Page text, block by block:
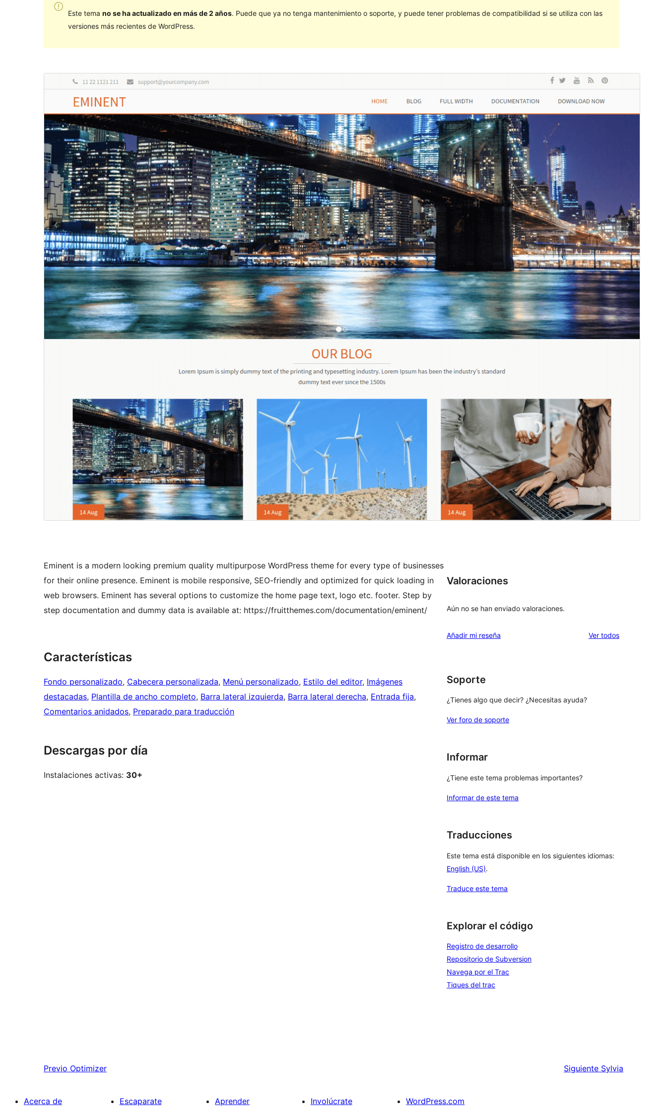
Este tema no se ha actualizado en más de 2 años. Puede que ya no tenga mantenimiento o soporte, y puede tener problemas de compatibilidad si se utiliza con las
versiones más recientes de WordPress.
Versión
Última actualización
9 de septiembre de 2021
Instalaciones activas
30+
Versión de WordPress
Versión de PHP
Página de inicio del tema
Eminent is a modern looking premium quality multipurpose WordPress theme for every type of businesses
for their online presence. Eminent is mobile responsive, SEO-friendly and optimized for quick loading in
web browsers. Eminent has several options to customize the home page text, logo etc. footer. Step by
step documentation and dummy data is available at: https://fruitthemes.com/documentation/eminent/
Características
Fondo personalizado, Cabecera personalizada, Menú personalizado, Estilo del editor, Imágenes
destacadas, Plantilla de ancho completo, Barra lateral izquierda, Barra lateral derecha, Entrada fija
Comentarios anidados, Preparado para traducción
Descargas por día
Instalaciones activas: 30+
Valoraciones
Aún no se han enviado valoraciones.
Añadir mi reseña Ver todoslos
Soporte
¿Tienes algo que decir? ¿Necesitas ayuda?
Ver foro de soporte
Informar
¿Tiene este tema problemas importantes?
Informar de este tema
Traducciones
Este tema está disponible en los siguientes idiomas:
English (US).
Traduce este tema
Explorar el código
Registro de desarrollo
Repositorio de Subversion
Navega por el Trac
Tiques del trac
Previo Optimizer Siguiente Sylvia
Acerca de
Escaparate
Aprender
Involúcrate
WordPress.com